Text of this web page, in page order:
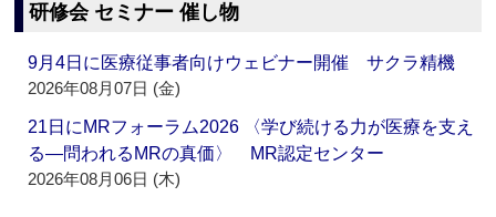
研修会 セミナー 催し物
9月4日に医療従事者向けウェビナー開催 サクラ精機
2026年08月07日 (金)
21日にMRフォーラム2026 〈学び続ける力が医療を支え
る―問われるMRの真価〉 MR認定センター
2026年08月06日 (木)